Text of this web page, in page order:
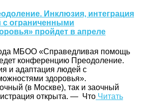
Инклюзия, интеграция
с ограниченными
пройдет в апреле
МБОО «Справедливая помощь
конференцию Преодоление.
и адаптация людей с
здоровья».
(в Москве), так и заочный
открыта. — Что Читать